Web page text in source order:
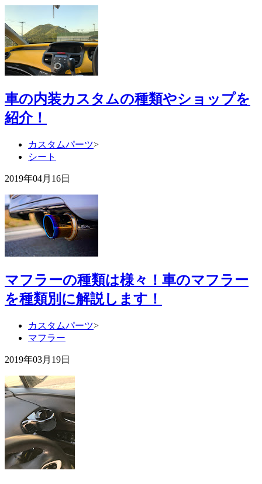
車の内装カスタムの種類やショップを
紹介！
カスタムパーツ>
シート
2019年04月16日
マフラーの種類は様々！車のマフラー
を種類別に解説します！
カスタムパーツ>
マフラー
2019年03月19日